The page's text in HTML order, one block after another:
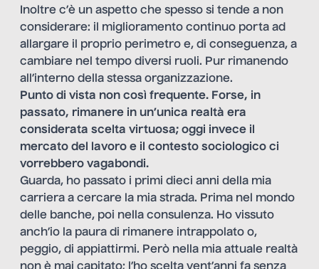
Inoltre c’è un aspetto che spesso si tende a non
considerare: il miglioramento continuo porta ad
allargare il proprio perimetro e, di conseguenza, a
cambiare nel tempo diversi ruoli. Pur rimanendo
all’interno della stessa organizzazione.
Punto di vista non così frequente. Forse, in
passato, rimanere in un’unica realtà era
considerata scelta virtuosa; oggi invece il
mercato del lavoro e il contesto sociologico ci
vorrebbero vagabondi.
Guarda, ho passato i primi dieci anni della mia
carriera a cercare la mia strada. Prima nel mondo
delle banche, poi nella consulenza. Ho vissuto
anch’io la paura di rimanere intrappolato o,
peggio, di appiattirmi. Però nella mia attuale realtà
non è mai capitato; l’ho scelta vent’anni fa senza